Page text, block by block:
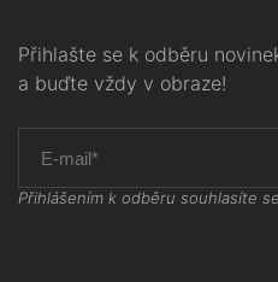
Přihlašte se k odběru
a buďte vždy v obraze!
Přihlášením k odběru souhlasíte se